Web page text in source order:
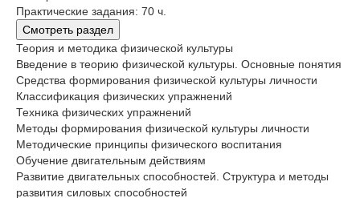
Практические задания: 70 ч.
Смотреть раздел
Теория и методика физической культуры
Введение в теорию физической культуры. Основные понятия
Средства формирования физической культуры личности
Классификация физических упражнений
Техника физических упражнений
Методы формирования физической культуры личности
Методические принципы физического воспитания
Обучение двигательным действиям
Развитие двигательных способностей. Структура и методы
развития силовых способностей